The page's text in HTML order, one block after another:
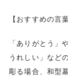
【おすすめの言葉
「ありがとう」
うれしい」など
彫る場合、和型